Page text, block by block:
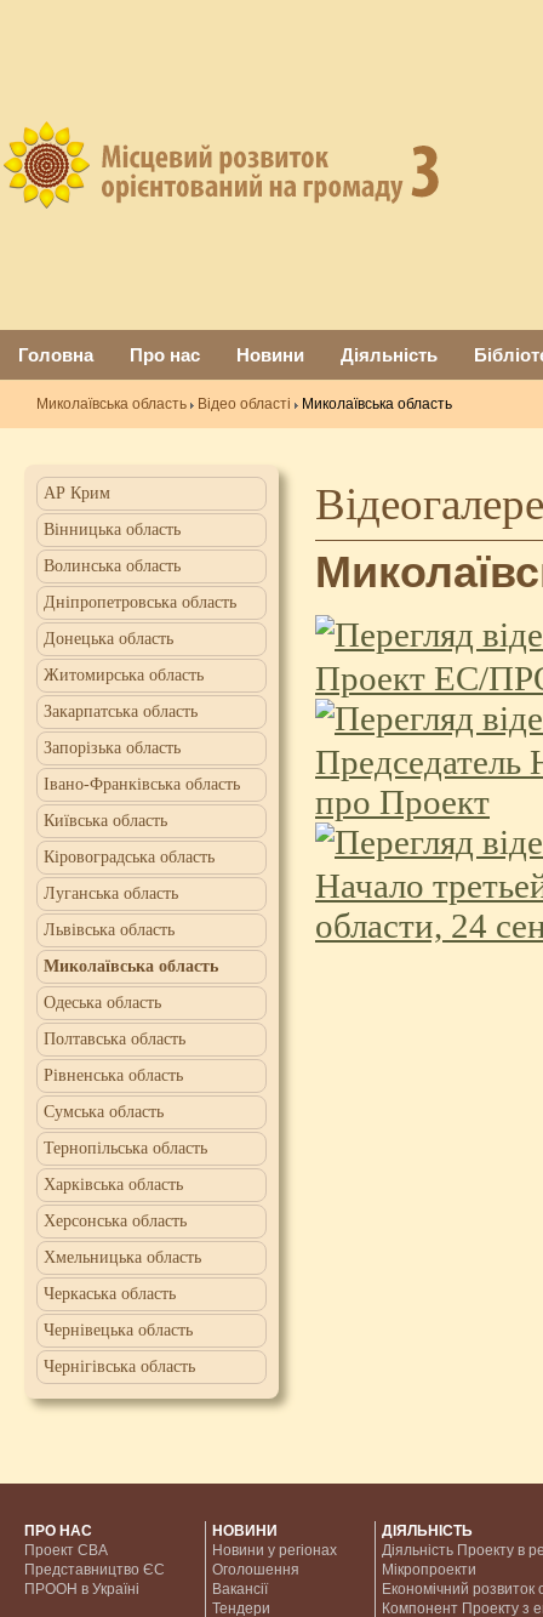
Головна Про нас Новини Діяльність
Миколаївська область Відео області Миколаївська область
АР Крим
Вінницька область
Волинська область
Дніпропетровська область
Донецька область
Житомирська область
Закарпатська область
Запорізька область
Івано-Франківська область
Київська область
Кіровоградська область
Луганська область
Львівська область
Миколаївська область
Одеська область
Полтавська область
Рівненська область
Сумська область
Тернопільська область
Харківська область
Херсонська область
Хмельницька область
Черкаська область
Чернівецька область
Чернігівська область
Проект ЕС/
Председатель
про Проект
Начало
области, 24
ПРО НАС
Проект CBA
Представництво ЄС
ПРООН в Україні
НОВИНИ
Новини у регіонах
Оголошення
Вакансії
Тендери
ДІЯЛЬНІСТЬ
Діяльність Проекту в
Мікропроекти
Економічний розвиток
Компонент Проекту з